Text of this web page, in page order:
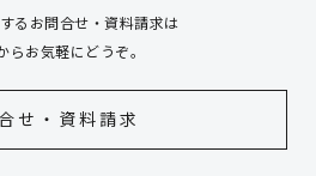
るお問合せ・資料請求は
らお気軽にどうぞ。
せ・資料請求